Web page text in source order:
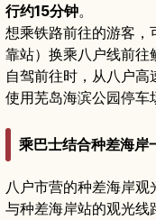
行约15分钟。
想乘铁路前往的游客，
靠站）换乘八户线前往
自驾前往时，从八户
使用芜岛海滨公园停车
乘巴士结合种差海岸
八户市营的种差海岸
与种差海岸站的观光线